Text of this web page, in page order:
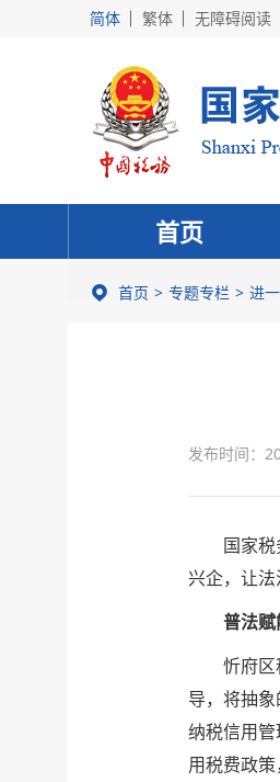
简体 繁体 无障碍阅读
首页
首页 专题专栏 进
发布时间：
国家
兴企，让法
普法赋
忻府区
导，将抽
纳税信用
用税费政策